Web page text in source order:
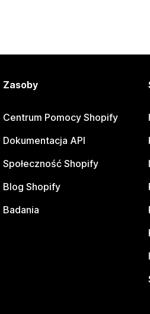
Zasoby
Centrum Pomocy Shopify
Dokumentacja API
Społeczność Shopify
Blog Shopify
Badania